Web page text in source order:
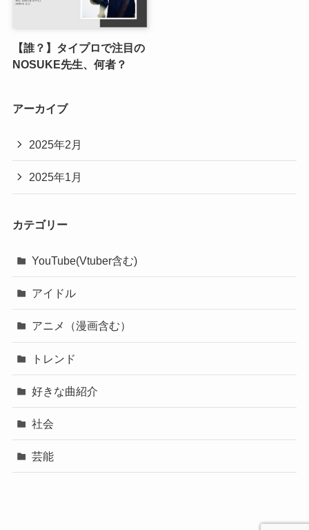
【誰？】タイプロで注目の
NOSUKE先生、何者？
アーカイブ
2025年2月
2025年1月
カテゴリー
YouTube(Vtuber含む)
アイドル
アニメ（漫画含む）
トレンド
好きな曲紹介
社会
芸能